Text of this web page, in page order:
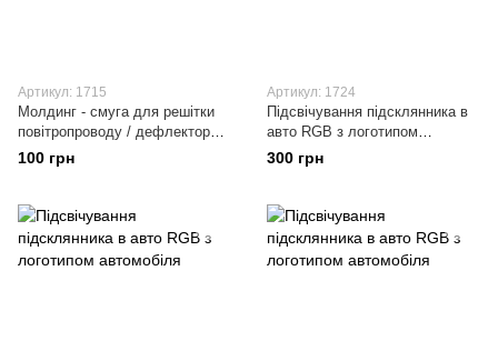
Артикул: 1715
Молдинг - смуга для решітки
повітропроводу / дефлектора /
вентиляції (Комплект 10 шт.)
колір ХРОМ (срібло)
100 грн
Артикул: 1724
Підсвічування підсклянника в
авто RGB з логотипом
автомобіля
300 грн